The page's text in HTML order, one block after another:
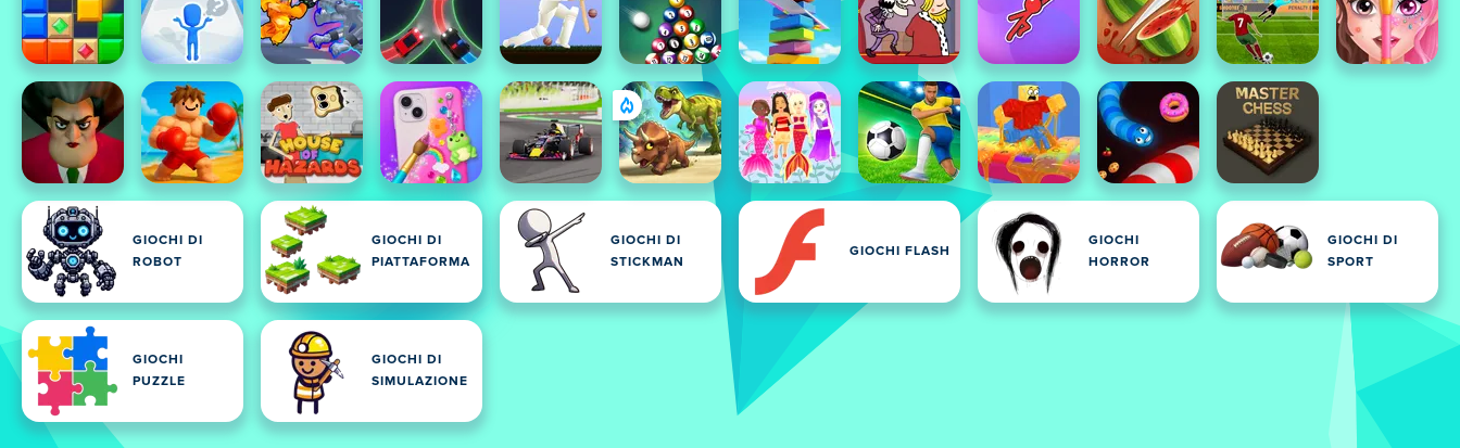
GIOCHI DI
ROBOT
GIOCHI DI
PIATTAFORMA
GIOCHI DI
STICKMAN
GIOCHI FLASH
GIOCHI
HORROR
GIOCHI DI
SPORT
GIOCHI
PUZZLE
GIOCHI DI
SIMULAZIONE